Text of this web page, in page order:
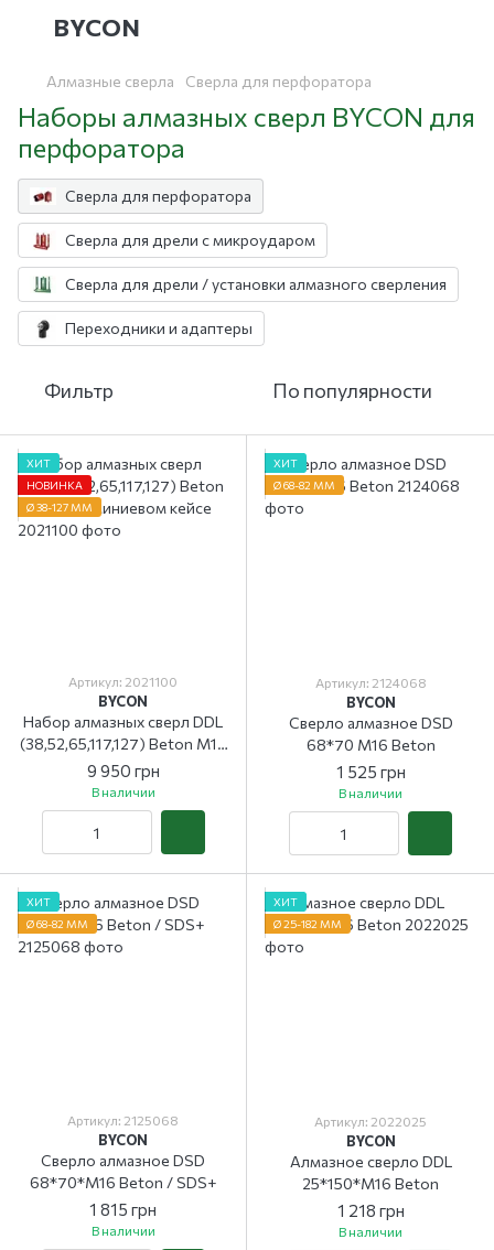
BYCON
Алмазные сверла Сверла для перфоратора
Наборы алмазных сверл BYCON для
перфоратора
Сверла для перфоратора
Сверла для дрели с микроударом
Сверла для дрели / установки алмазного сверления
Переходники и адаптеры
Фильтр По популярности
ХИТ
НОВИНКА
Ø 38-127 ММ
Артикул: 2021100
BYCON
Набор алмазных сверл DDL
(38,52,65,117,127) Beton M16
в алюминиевом кейсе
9 950 грн
В наличии
ХИТ
Ø 68-82 ММ
Артикул: 2124068
BYCON
Сверло алмазное DSD
68*70 M16 Beton
1 525 грн
В наличии
ХИТ
Ø 68-82 ММ
Артикул: 2125068
BYCON
Сверло алмазное DSD
68*70*M16 Beton / SDS+
1 815 грн
В наличии
ХИТ
Ø 25-182 ММ
Артикул: 2022025
BYCON
Алмазное сверло DDL
25*150*M16 Beton
1 218 грн
В наличии